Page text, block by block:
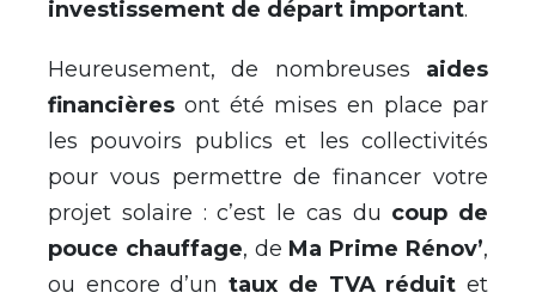
investissement de départ important.
Heureusement, de nombreuses aides
financières ont été mises en place par
les pouvoirs publics et les collectivités
pour vous permettre de financer votre
projet solaire : c’est le cas du coup de
pouce chauffage, de Ma Prime Rénov’,
ou encore d’untaux de TVA réduit et